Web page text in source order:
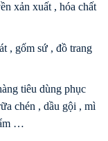
xản xuất , hóa chất
, gốm sứ , đồ trang
tiêu dùng phục
chén , dầu gội , mì
…